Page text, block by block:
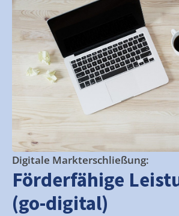
Digitale Markterschließung:
Förderfähige
(go-digital)